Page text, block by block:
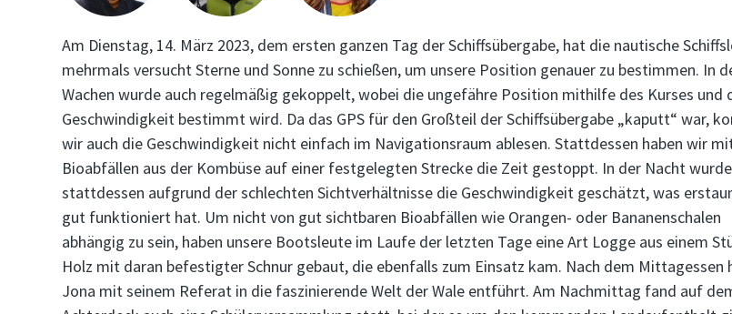
Am Dienstag, 14. März 2023, dem ersten ganzen Tag der Schiffsübergabe, hat die nautische
mehrmals versucht Sterne und Sonne zu schießen, um unsere Position genauer zu bestimmen. In
Wachen wurde auch regelmäßig gekoppelt, wobei die ungefähre Position mithilfe des Kurses und
Geschwindigkeit bestimmt wird. Da das GPS für den Großteil der Schiffsübergabe „kaputt“ war,
wir auch die Geschwindigkeit nicht einfach im Navigationsraum ablesen. Stattdessen haben wir
Bioabfällen aus der Kombüse auf einer festgelegten Strecke die Zeit gestoppt. In der Nacht wurde
stattdessen aufgrund der schlechten Sichtverhältnisse die Geschwindigkeit geschätzt, was
gut funktioniert hat. Um nicht von gut sichtbaren Bioabfällen wie Orangen- oder Bananenschalen
abhängig zu sein, haben unsere Bootsleute im Laufe der letzten Tage eine Art Logge aus einem
Holz mit daran befestigter Schnur gebaut, die ebenfalls zum Einsatz kam. Nach dem Mittagessen
Jona mit seinem Referat in die faszinierende Welt der Wale entführt. Am Nachmittag fand auf